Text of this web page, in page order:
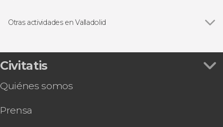
Gastronomía y enoturismo
Otras actividades en Valladolid
Free tour por Valladolid
Visita de la Torre de la Catedral
Valladolid
Valladolid
Civitatis
Quiénes somos
Prensa